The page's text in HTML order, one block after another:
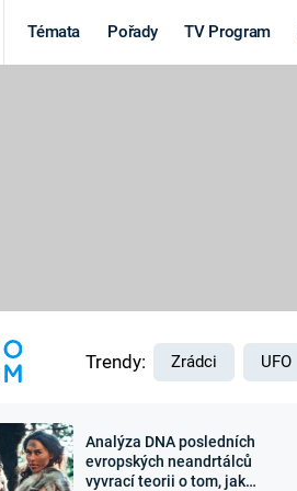
Témata Pořady TV Program
Výročí
Trendy: Zrádci UFO
Analýza DNA posledních
evropských neandrtálců
vyvrací teorii o tom, jak